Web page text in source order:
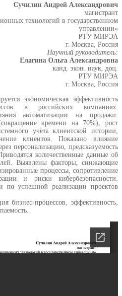
Сучилин Андрей Александрович
магистрант
технологий в государственном
управлении»
РТУ МИРЭА
г. Москва, Россия
Научный руководитель:
Елагина Ольга Александровна
канд. экон. наук, доц.
РТУ МИРЭА
г. Москва, Россия
экономическая эффективность
в российских компаниях.
автоматизации на продажи:
времени на 70%), рост
учёта клиентской истории,
клиентов. Показано влияние
персонализацию, предсказуемость
количественные данные об
Выявлены факторы, снижающие
процессы, сопротивление
и риски кибербезопасности.
по успешной реализации проектов
бизнес-процессов, эффективность,